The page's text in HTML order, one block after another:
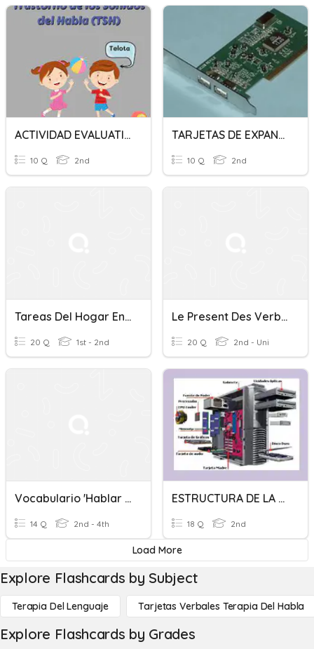
ACTIVIDAD EVALUATIVA CON DINÁMICA JUEGO
10 Q 2nd
TARJETAS DE EXPANSIÓN - 2DO TECNICO
10 Q 2nd
Tareas Del Hogar En Ingles
20 Q 1st - 2nd
Le Present Des Verbes Du Premier Groupe (terminaison En -er)
20 Q 2nd - Uni
Vocabulario 'hablar Del Pasado' (descripciones)
14 Q 2nd - 4th
ESTRUCTURA DE LA COMPUTADORA
18 Q 2nd
Load More
Explore Flashcards by Subject
Terapia Del Lenguaje Tarjetas Verbales Terapia Del Habla
Explore Flashcards by Grades